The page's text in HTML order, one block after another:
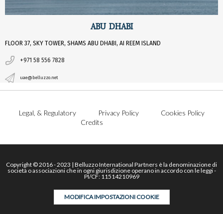
ABU DHABI
FLOOR 37, SKY TOWER, SHAMS ABU DHABI, AI REEM ISLAND
+971 58 556 7828
uae@belluzzo.net
Legal, & Regulatory Privacy Policy
Cookies Policy
Credits
Copyright © 2016 - 2023 | Belluzzo International Partners è la denominazione di
società o associazioni che in ogni giurisdizione operano in accordo con le leggi -
PI/CF: 11514210969
MODIFICA IMPOSTAZIONI COOKIE